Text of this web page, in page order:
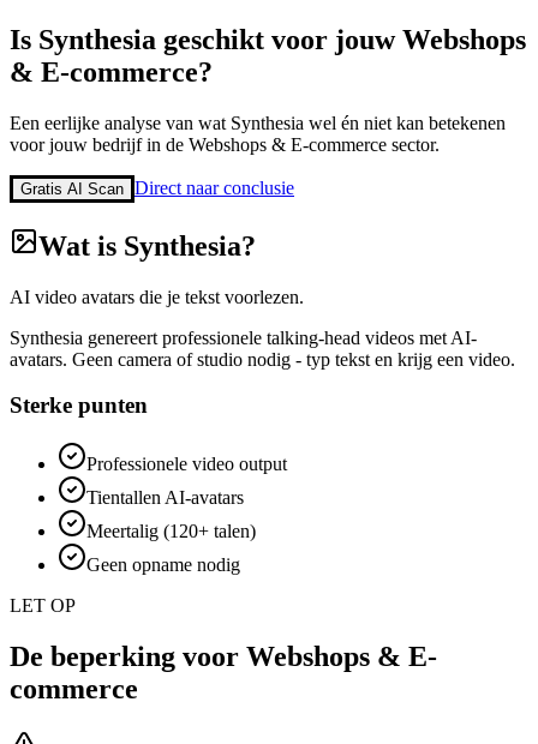
Is Synthesia geschikt voor jouwWebshops
& E-commerce?
Een eerlijke analyse van wat Synthesia wel én niet kan betekenen
voor jouw bedrijf in de Webshops & E-commerce sector.
Gratis AI Scan Direct naar conclusie
Wat is Synthesia?
AI video avatars die je tekst voorlezen.
Synthesia genereert professionele talking-head videos met AI-
avatars. Geen camera of studio nodig - typ tekst en krijg een video.
Sterke punten
Professionele video output
Tientallen AI-avatars
Meertalig (120+ talen)
Geen opname nodig
LET OP
De beperking voor Webshops & E-
commerce